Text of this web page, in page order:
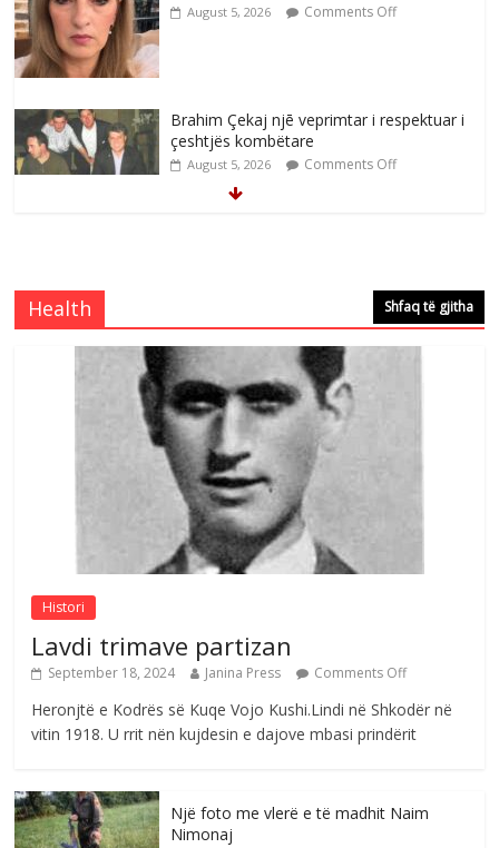
August 5, 2026 Comments Off
Brahim Çekaj njē veprimtar i respektuar i
çeshtjës kombëtare
August 5, 2026 Comments Off
e invalidëve në Fushë Kosovë
Comments Off
Çlirimtari Agron Gërvalla me takime pune
në atdhe të shoqerisë Levizja
August 3, 2026 Comments Off
Postim me vlera nga artistja e mirëfilltë
Mimoza Gjoni
August 6, 2026 Comments Off
Health Shfaq të gjitha
Histori
Lavdi trimave partizan
September 18, 2024 Janina Press Comments Off
Heronjtë e Kodrës së Kuqe Vojo Kushi.Lindi në Shkodër në
vitin 1918. U rrit nën kujdesin e dajove mbasi prindërit
Një foto me vlerë e të madhit Naim
Nimonaj